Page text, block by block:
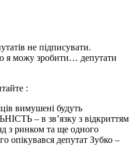
не підписувати.
я можу зробити… депутати
:
вимушені будуть
– в зв’язку з відкриттям
з ринком та ще одного
опікувався депутат Зубко –